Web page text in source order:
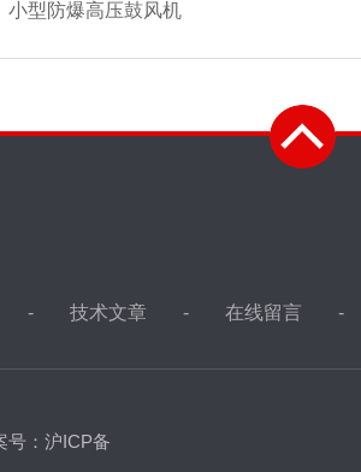
小型防爆高压鼓风机
技术文章 在线留言
号：沪ICP备